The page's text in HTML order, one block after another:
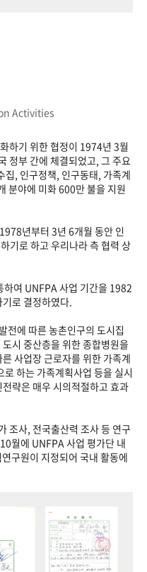
Activities
하기 위한 협정이 1974년 3월
정부 간에 체결되었고, 그 주요
집, 인구정책, 인구동태, 가족계
분야에 미화 600만 불을 지원
년부터 3년 6개월 동안 인
기로 하고 우리나라 측 협력 상
여 UNFPA 사업 기간을 1982
로 결정하였다.
전에 따른 농촌인구의 도시집
시 중산층을 위한 종합병원을
사업장 근로자를 위한 가족계
하는 가족계획사업 등을 실시
략은 매우 시의적절하고 효과
조사, 전국출산력 조사 등 연구
월에 UNFPA 사업 평가단 내
구원이 지정되어 국내 활동에